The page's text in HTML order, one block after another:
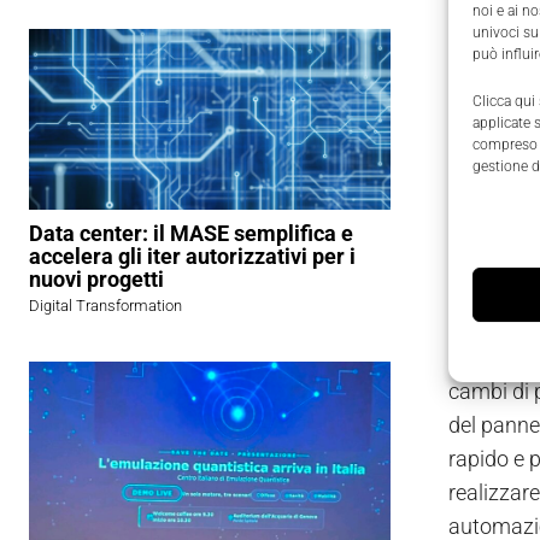
noi e ai
univoci
può
Clicca qui
applicate
gestione
Data center: il MASE semplifica e
accelera gli iter autorizzativi per i
nuovi progetti
Digital Transformation
e dal
tra 6 e
da
cambi di
del
rapido e